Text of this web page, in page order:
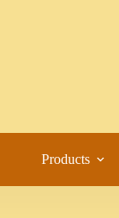
Products